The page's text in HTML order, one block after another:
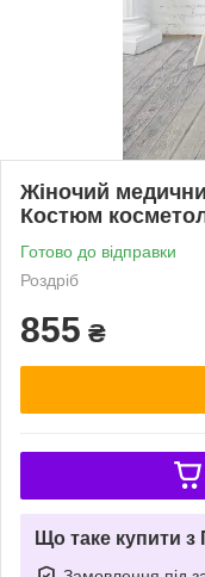
Жіночий
Костюм
Готово до відправки
Роздріб
855 ₴
Що таке купити